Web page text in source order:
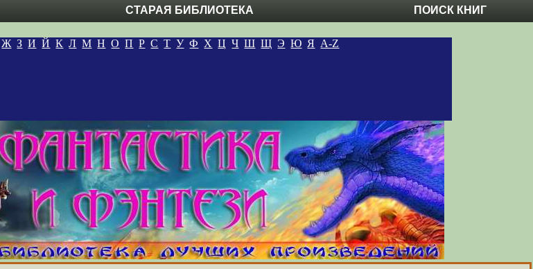
СТАРАЯ БИБЛИОТЕКА ПОИСК КНИГ
Ж З И Й К Л М Н О П Р С Т У Ф Х Ц Ч Ш Щ Э Ю Я A-Z